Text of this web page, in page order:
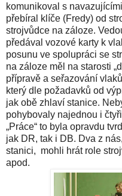
komunikoval s
přebíral klíče (Fredy) od
strojvůdce na záloze.
předával vozové karty k
posunu ve spolupráci se
na záloze měl na starosti
přípravě a seřazování
který dle požadavků od
jak obě zhlaví stanice.
pohybovaly najednou i
„Práce“ to byla opravdu
jak DR, tak i DB. Dva z
stanici, mohli hrát role
apod.